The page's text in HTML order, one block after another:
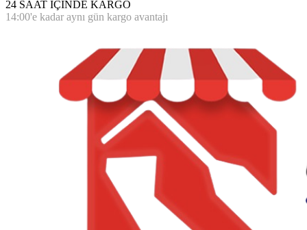
24 SAAT İÇİNDE KARGO
14:00'e kadar aynı gün kargo avantajı